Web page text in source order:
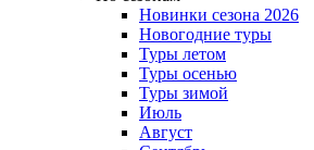
Новинки сезона 2026
Новогодние туры
Туры летом
Туры осенью
Туры зимой
Июль
Август